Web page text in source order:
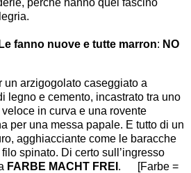
fanno nuove e tutte marron: NO
un arzigogolato caseggiato a
legno e cemento, incastrato tra uno
in curva e una rovente
per una messa papale. E tutto di un
agghiacciante come le baracche
spinato. Di certo sull’ingresso
FARBE MACHT FREI . [Farbe =